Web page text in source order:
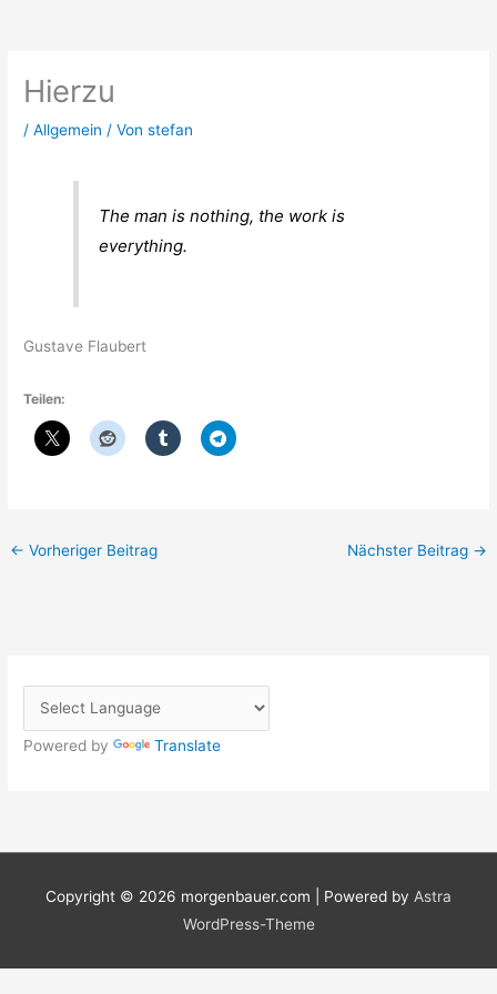
Hierzu
/Allgemein / Vonstefan
The man is nothing, the work is
everything.
Gustave Flaubert
Teilen:
← Vorheriger Beitrag Nächster Beitrag →
Powered by Translate
Copyright © 2026 morgenbauer.com | Powered by Astra
WordPress-Theme